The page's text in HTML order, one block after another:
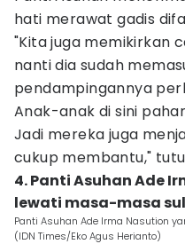
hati merawat gadis
"Kita juga memikirkan
nanti dia sudah
pendampingannya
Anak-anak di sini
Jadi mereka juga
cukup membantu,"
4. Panti Asuhan Ade
lewati masa-masa
Panti Asuhan Ade Irma Nasution
(IDN Times/Eko Agus Herianto)